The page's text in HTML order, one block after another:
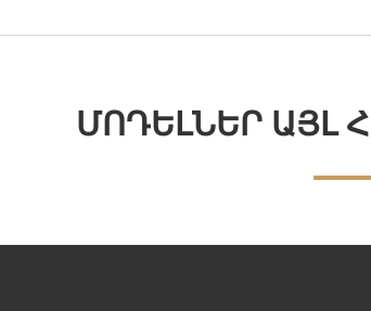
ՄՈԴԵԼՆԵՐ ԱՅԼ